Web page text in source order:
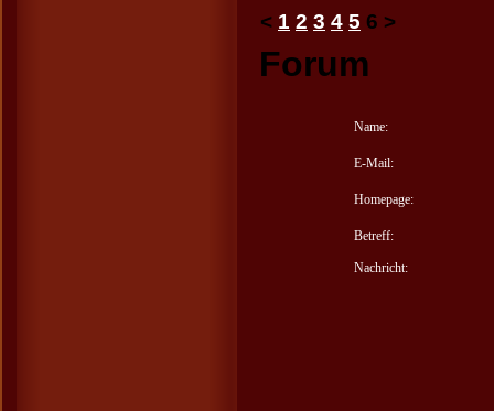
< 1 2 3 4 5 6 >
Forum
Name:
E-Mail:
Homepage:
Betreff:
Nachricht: